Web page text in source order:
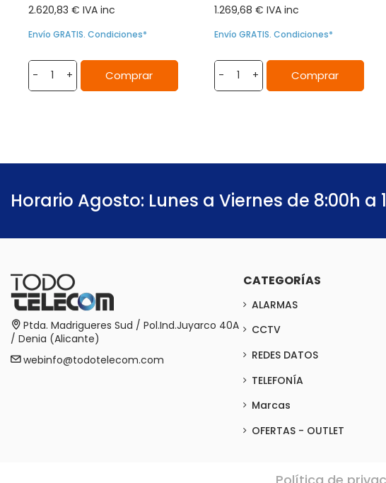
2.620,83 € IVA inc
Envío GRATIS. Condiciones*
- + Comprar
1.269,68 € IVA inc
Envío GRATIS. Condiciones*
- + Comprar
Horario Agosto: Lunes a Viernes de 8:00h a
Ptda. Madrigueres Sud / Pol.Ind.Juyarco 40A
/ Denia (Alicante)
webinfo@todotelecom.com
CATEGORÍAS
ALARMAS
CCTV
REDES DATOS
TELEFONÍA
Marcas
OFERTAS - OUTLET